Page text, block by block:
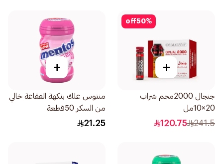
50%
off
+
جنجال 2000مجم شراب
20×10مل
241.5
120.75
+
منتوس علك بنكهة الفقاعة خالي
من السكر 50قطعة
21.25